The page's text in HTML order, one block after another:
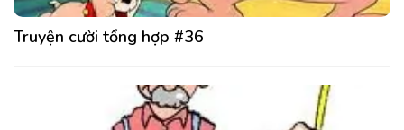
Truyện cười tổng hợp #36